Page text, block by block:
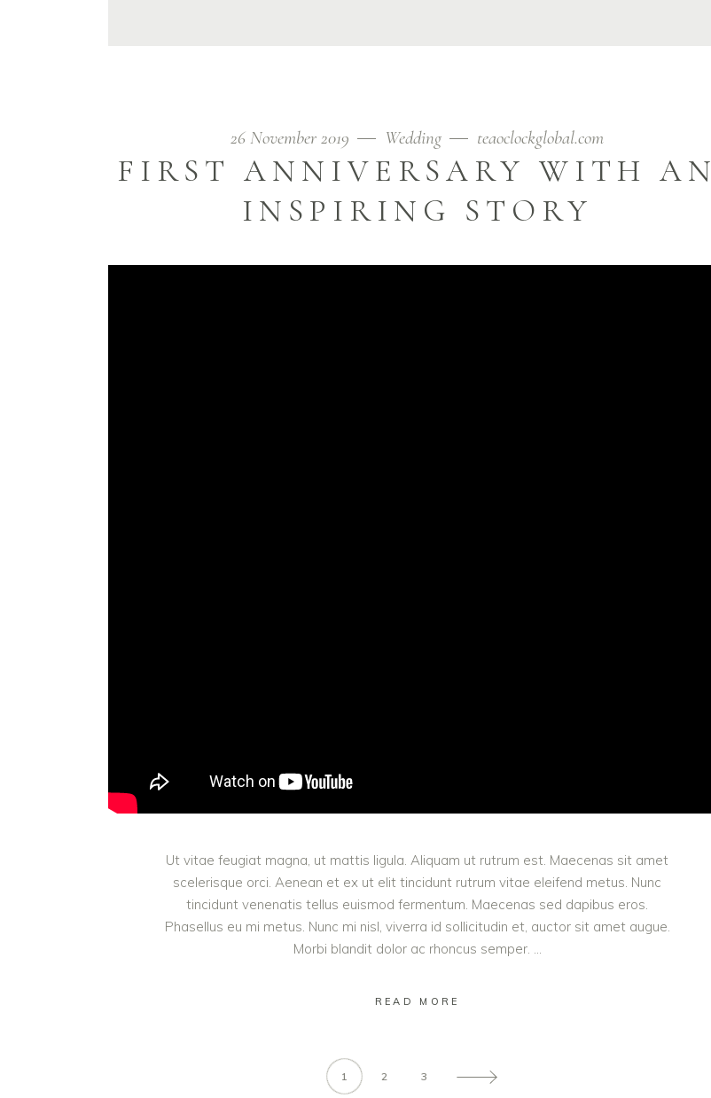
26 November 2019 Wedding teaoclockglobal.com
FIRST ANNIVERSARY WITH AN
INSPIRING STORY
Ut vitae feugiat magna, ut mattis ligula. Aliquam ut rutrum est. Maecenas sit amet
scelerisque orci. Aenean et ex ut elit tincidunt rutrum vitae eleifend metus. Nunc
tincidunt venenatis tellus euismod fermentum. Maecenas sed dapibus eros.
Phasellus eu mi metus. Nunc mi nisl, viverra id sollicitudin et, auctor sit amet augue.
Morbi blandit dolor ac rhoncus semper.
READ MORE
1 2 3